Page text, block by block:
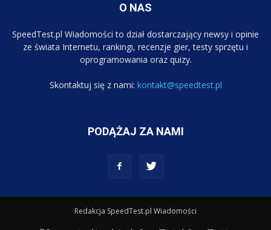
O NAS
SpeedTest.pl Wiadomości to dział dostarczający newsy i opinie
ze świata Internetu, rankingi, recenzje gier, testy sprzętu i
oprogramowania oraz quizy.
Skontaktuj się z nami: kontakt@speedtest.pl
PODĄŻAJ ZA NAMI
Redakcja SpeedTest.pl Wiadomości